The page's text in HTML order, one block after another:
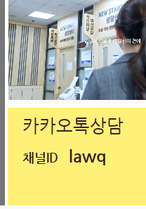
카카오톡상담
채널ID lawq